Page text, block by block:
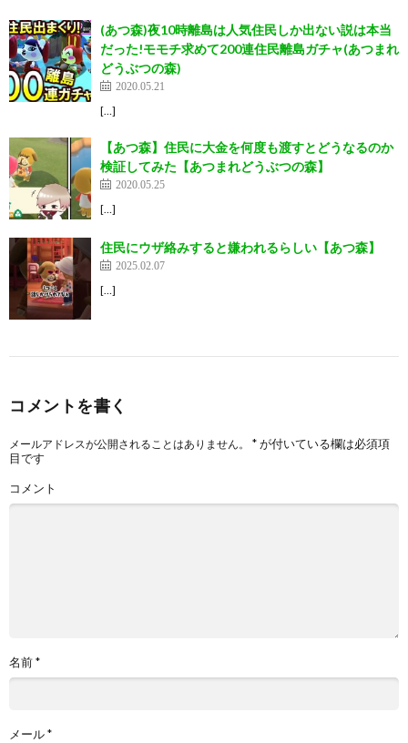
(あつ森)夜10時離島は人気住民しか出ない説は本当
だった!モモチ求めて200連住民離島ガチャ(あつまれ
どうぶつの森)
2020.05.21
[…]
【あつ森】住民に大金を何度も渡すとどうなるのか
検証してみた【あつまれどうぶつの森】
2020.05.25
[…]
住民にウザ絡みすると嫌われるらしい【あつ森】
2025.02.07
[…]
コメントを書く
メールアドレスが公開されることはありません。 *が付いている欄は必須項
目です
コメント
名前*
メール*